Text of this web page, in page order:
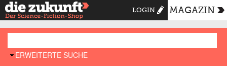
LOGIN MAGAZIN
AUSBLENDEN
ERWEITERTE SUCHE